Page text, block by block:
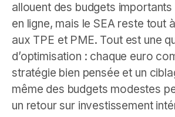
allouent des budgets importants
en ligne, mais le SEA reste tout
aux TPE et PME. Tout est une
d’optimisation : chaque euro
stratégie bien pensée et un
même des budgets modestes
un retour sur investissement